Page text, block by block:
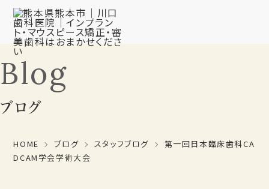
Blog
ブログ
HOME ブログ スタッフブログ
第一回日本臨床歯科CA
DCAM学会学術大会